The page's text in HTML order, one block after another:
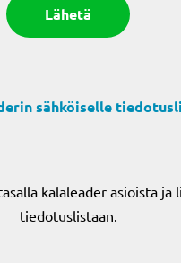
sähköiselle
kalaleader asioista ja
tiedotuslistaan.